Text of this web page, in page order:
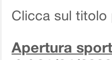
Clicca sul titolo
Apertura